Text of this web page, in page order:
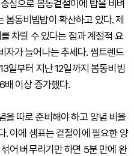
심으로 봄동겉절이에 밥을 비벼
동비빔밥이 확산하고 있다. 제
차릴 수 있다는 점과 계절적 요
자가 늘어나는 추세다. 썸트렌드
일부터 지난 12일까지 봄동비빔
배 이상 증가했다.
을 따로 준비해야 하고 양념 비율
. 이에 샘표는 겉절이에 필요한 양
어 버무리기만 하면 5분 만에 완